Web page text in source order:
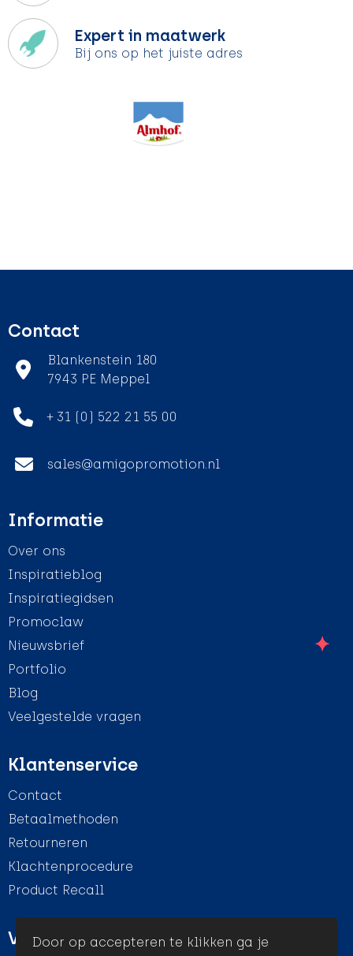
Expert in maatwerk
Bij ons op het juiste adres
Contact
Blankenstein 180
7943 PE Meppel
+ 31 (0) 522 21 55 00
sales@amigopromotion.nl
Informatie
Over ons
Inspiratieblog
Inspiratiegidsen
Promoclaw
Nieuwsbrief
Portfolio
Blog
Veelgestelde vragen
Klantenservice
Contact
Betaalmethoden
Retourneren
Klachtenprocedure
Product Recall
Veilig winkelen
Door op accepteren te klikken ga je